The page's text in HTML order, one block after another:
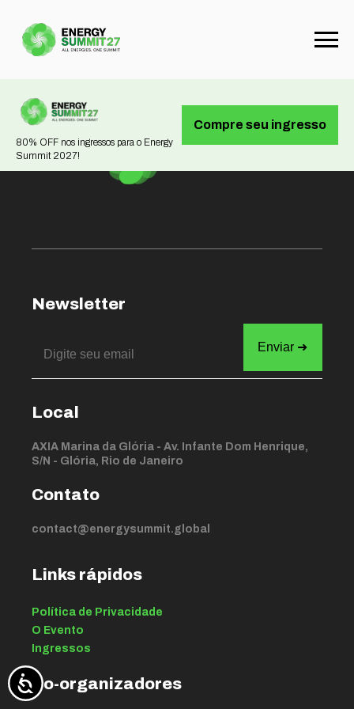
80% OFF nos ingressos para o Energy
Summit 2027!
Compre seu ingresso
Not found
Newsletter
Local
AXIA Marina da Glória - Av. Infante Dom Henrique,
S/N - Glória, Rio de Janeiro
Contato
contact@energysummit.global
Links rápidos
Política de Privacidade
O Evento
Ingressos
Co-organizadores